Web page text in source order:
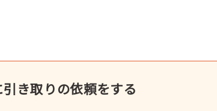
き取りの依頼をする